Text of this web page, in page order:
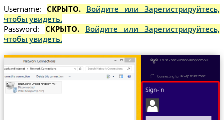
Username: СКРЫТО. Войдите или Зарегистрируйтесь,
чтобы увидеть.
Password: СКРЫТО. Войдите или Зарегистрируйтесь,
чтобы увидеть.
Trust.Zone-United-Kingdom-VIP
Trust.Zone-United-Kingdom-VIP
uk-vip.trust.zone